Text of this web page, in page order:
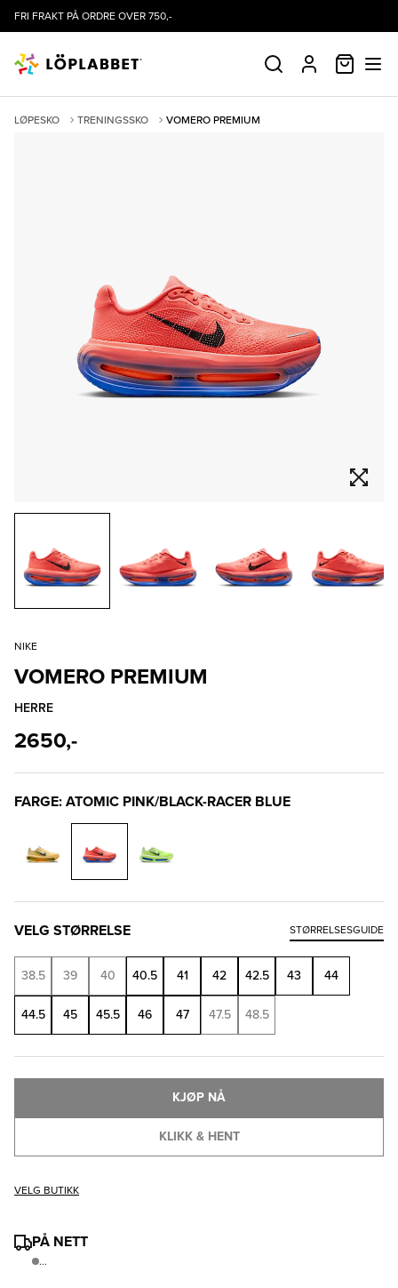
FRI FRAKT PÅ ORDRE OVER 750,-
SØK PROFIL
LØPESKO TRENINGSSKO VOMERO PREMIUM
NIKE
VOMERO PREMIUM
HERRE
2650,-
FARGE: ATOMIC PINK/BLACK-RACER BLUE
VELG STØRRELSE STØRRELSESGUIDE
38.5 39 40 40.5 41 42 42.5 43 44
44.5 45 45.5 46 47 47.5 48.5
KLIKK & HENT
KJØP NÅ
VELG BUTIKK
PÅ NETT
...